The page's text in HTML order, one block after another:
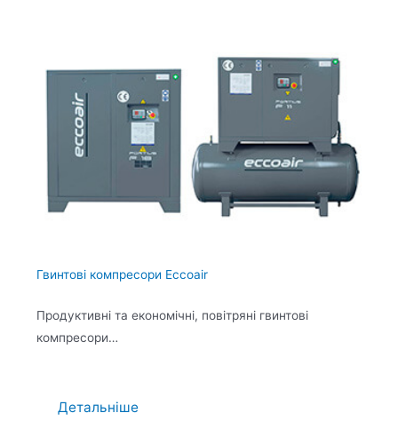
Гвинтові компресори Eccoair
Продуктивні та економічні, повітряні гвинтові
компресори…
Детальніше